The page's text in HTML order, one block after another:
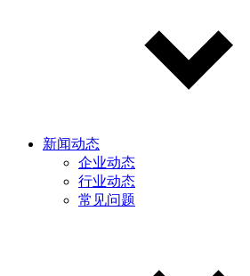
新闻动态
企业动态
行业动态
常见问题